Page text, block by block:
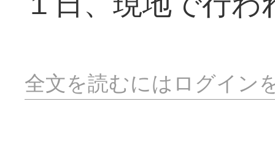
全文を読むにはログイン